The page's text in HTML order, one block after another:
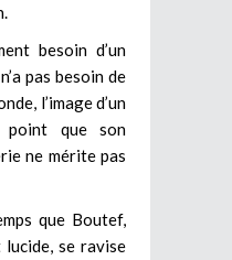
besoin d’un
pas besoin de
l’image d’un
point que son
ne mérite pas
que Boutef,
se ravise